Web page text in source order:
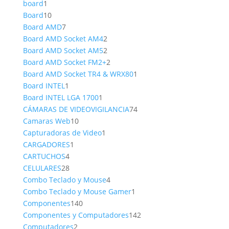
board1
producto
Board1010
productos
Board AMD77
productos
Board AMD Socket AM422
productos
Board AMD Socket AM522
productos
Board AMD Socket FM2+22
productos
Board AMD Socket TR4 & WRX801
Board INTEL1
producto
Board INTEL LGA 17001
producto
CÁMARAS DE VIDEOVIGILANCIA7474
Camaras Web1010
productos
Capturadoras de Video1
CARGADORES1
CARTUCHOS44
productos
CELULARES2828
productos
Combo Teclado y Mouse44
productos
Combo Teclado y Mouse Gamer1
Componentes140140
productos
Componentes y Computadores142142
Computadores22